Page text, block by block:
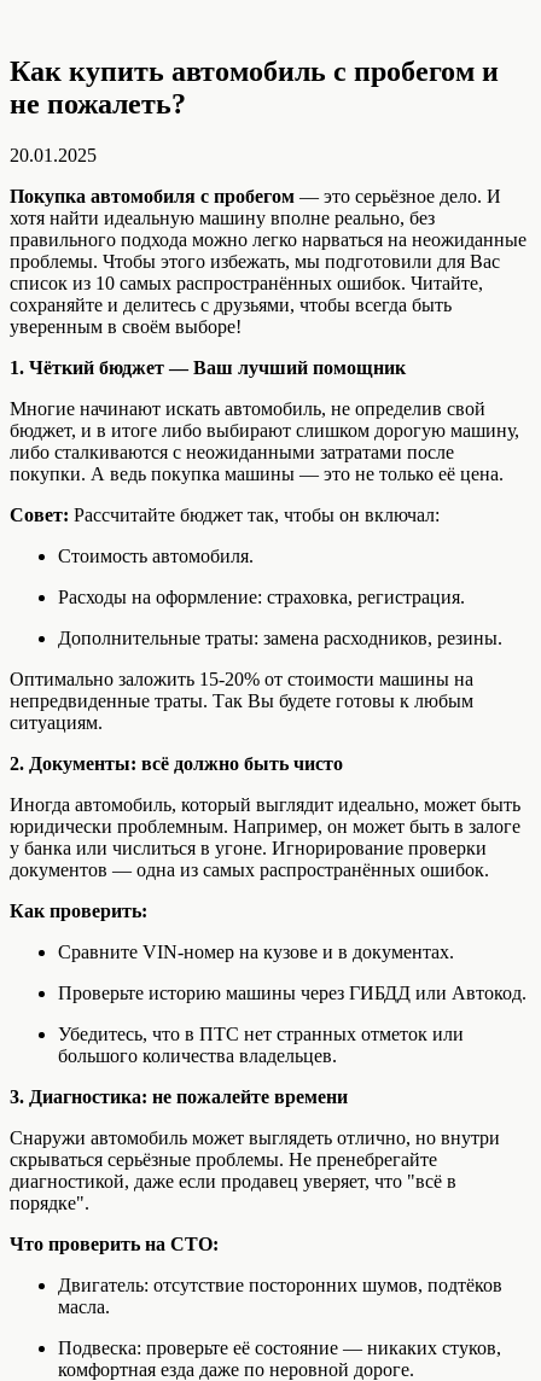
Как купить автомобиль с пробегом и
не пожалеть?
20.01.2025
Покупка автомобиля с пробегом — это серьёзное дело. И
хотя найти идеальную машину вполне реально, без
правильного подхода можно легко нарваться на неожиданные
проблемы. Чтобы этого избежать, мы подготовили для Вас
список из 10 самых распространённых ошибок. Читайте,
сохраняйте и делитесь с друзьями, чтобы всегда быть
уверенным в своём выборе!
1. Чёткий бюджет — Ваш лучший помощник
Многие начинают искать автомобиль, не определив свой
бюджет, и в итоге либо выбирают слишком дорогую машину,
либо сталкиваются с неожиданными затратами после
покупки. А ведь покупка машины — это не только её цена.
Совет: Рассчитайте бюджет так, чтобы он включал:
Стоимость автомобиля.
Расходы на оформление: страховка, регистрация.
Дополнительные траты: замена расходников, резины.
Оптимально заложить 15-20% от стоимости машины на
непредвиденные траты. Так Вы будете готовы к любым
ситуациям.
2. Документы: всё должно быть чисто
Иногда автомобиль, который выглядит идеально, может быть
юридически проблемным. Например, он может быть в залоге
у банка или числиться в угоне. Игнорирование проверки
документов — одна из самых распространённых ошибок.
Как проверить:
Сравните VIN-номер на кузове и в документах.
Проверьте историю машины через ГИБДД или Автокод.
Убедитесь, что в ПТС нет странных отметок или
большого количества владельцев.
3. Диагностика: не пожалейте времени
Снаружи автомобиль может выглядеть отлично, но внутри
скрываться серьёзные проблемы. Не пренебрегайте
диагностикой, даже если продавец уверяет, что "всё в
порядке".
Что проверить на СТО:
Двигатель: отсутствие посторонних шумов, подтёков
масла.
Подвеска: проверьте её состояние — никаких стуков,
комфортная езда даже по неровной дороге.